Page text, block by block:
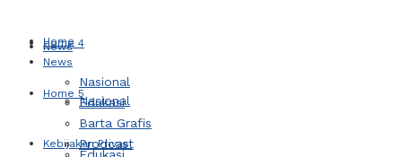
Home 4
Home 5
Kebijakan Privasi
News
Nasional
Home
News
Nasional
Edukasi
Barta Grafis
Prodcast